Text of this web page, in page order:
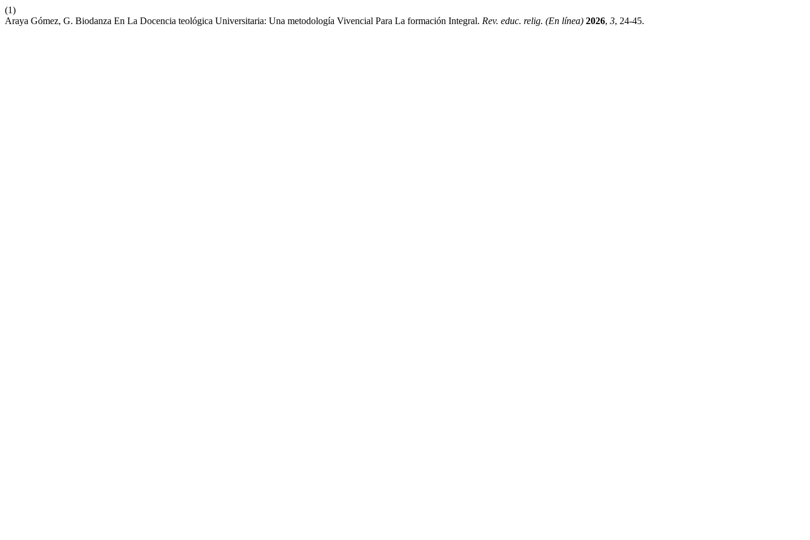
(1)
Araya Gómez, G. Biodanza En La Docencia teológica Universitaria: Una metodología Vivencial Para La formación Integral. Rev. educ. relig. (En línea) 2026, 3, 24-45.